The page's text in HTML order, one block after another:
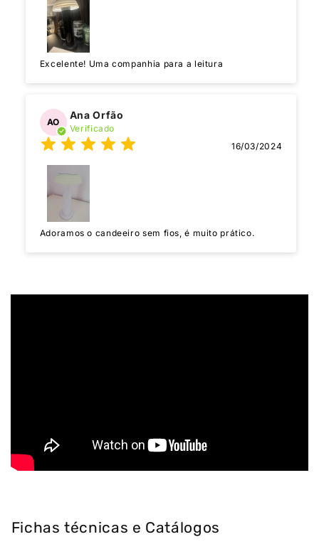
Excelente! Uma companhia para a leitura
AO
Ana Orfão
Verificado
16/03/2024
Adoramos o candeeiro sem fios, é muito prático.
Fichas técnicas e Catálogos